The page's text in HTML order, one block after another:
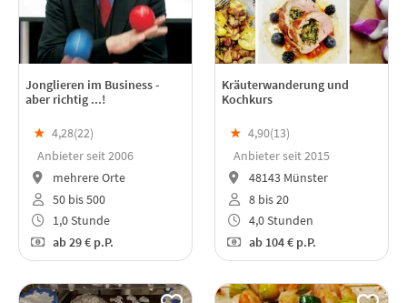
Jonglieren im Business -
aber richtig ...!
★ 4,28(22)
Anbieter seit 2006
mehrere Orte
50 bis 500
1,0 Stunde
ab29 € p.P.
Kräuterwanderung und
Kochkurs
★ 4,90(13)
Anbieter seit 2015
48143 Münster
8 bis 20
4,0 Stunden
ab104 € p.P.